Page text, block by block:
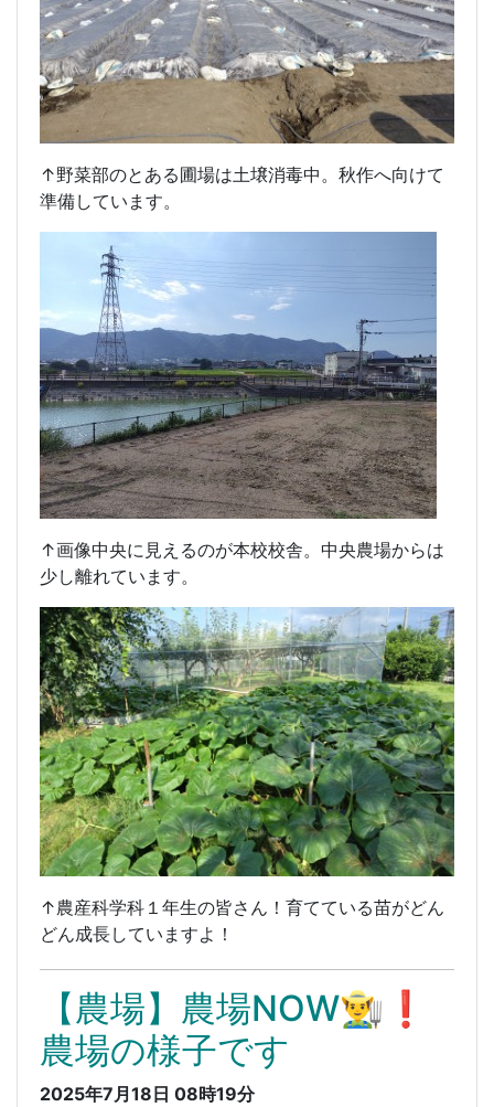
↑野菜部のとある圃場は土壌消毒中。秋作へ向けて
準備しています。
↑画像中央に見えるのが本校校舎。中央農場からは
少し離れています。
↑農産科学科１年生の皆さん！育てている苗がどん
どん成長していますよ！
【農場】農場NOW👨‍🌾❗️
農場の様子です
2025年7月18日 08時19分